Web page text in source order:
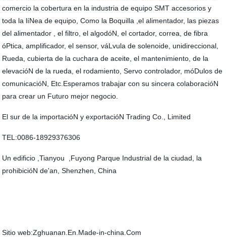
comercio la cobertura en la industria de equipo SMT accesorios y
toda la líNea de equipo, Como la Boquilla ,el alimentador, las piezas
del alimentador , el filtro, el algodóN, el cortador, correa, de fibra
óPtica, amplificador, el sensor, váLvula de solenoide, unidireccional,
Rueda, cubierta de la cuchara de aceite, el mantenimiento, de la
elevacióN de la rueda, el rodamiento, Servo controlador, móDulos de
comunicacióN, Etc.Esperamos trabajar con su sincera colaboracióN
para crear un Futuro mejor negocio.
El sur de la importacióN y exportacióN Trading Co., Limited
TEL:0086-18929376306
Un edificio ,Tianyou ,Fuyong Parque Industrial de la ciudad, la
prohibicióN de'an, Shenzhen, China
Sitio web:Zghuanan.En.Made-in-china.Com